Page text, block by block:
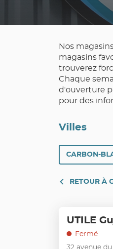
Nos
magasins
trouverez
Chaque
d'ouverture
pour des
Villes
CARBON-
RETOUR À
sur
touche
Point
de
UTILE
Fermé
32 avenue